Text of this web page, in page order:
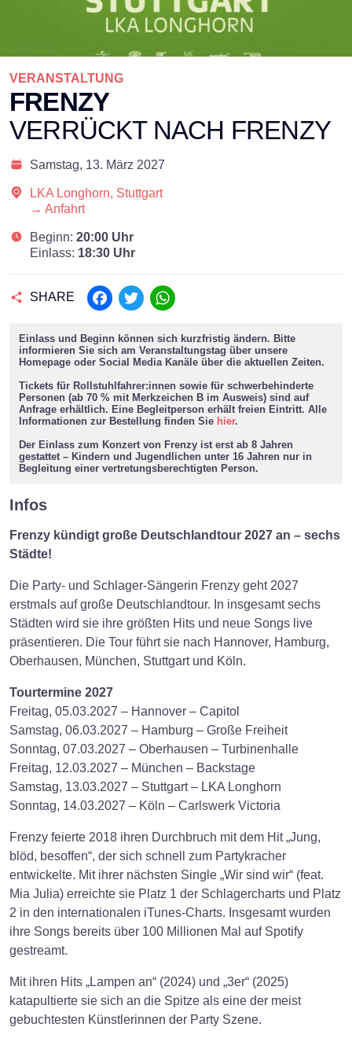
VERANSTALTUNG
FRENZY
VERRÜCKT NACH FRENZY
Samstag, 13. März 2027
LKA Longhorn, Stuttgart
→ Anfahrt
Beginn: 20:00 Uhr
Einlass: 18:30 Uhr
SHARE
Einlass und Beginn können sich kurzfristig ändern. Bitte
informieren Sie sich am Veranstaltungstag über unsere
Homepage oder Social Media Kanäle über die aktuellen Zeiten.
Tickets für Rollstuhlfahrer:innen sowie für schwerbehinderte
Personen (ab 70 % mit Merkzeichen B im Ausweis) sind auf
Anfrage erhältlich. Eine Begleitperson erhält freien Eintritt. Alle
Informationen zur Bestellung finden Sie hier.
Der Einlass zum Konzert von Frenzy ist erst ab 8 Jahren
gestattet – Kindern und Jugendlichen unter 16 Jahren nur in
Begleitung einer vertretungsberechtigten Person.
Infos
Frenzy kündigt große Deutschlandtour 2027 an – sechs
Städte!
Die Party- und Schlager-Sängerin Frenzy geht 2027
erstmals auf große Deutschlandtour. In insgesamt sechs
Städten wird sie ihre größten Hits und neue Songs live
präsentieren. Die Tour führt sie nach Hannover, Hamburg,
Oberhausen, München, Stuttgart und Köln.
Tourtermine 2027
Freitag, 05.03.2027 – Hannover – Capitol
Samstag, 06.03.2027 – Hamburg – Große Freiheit
Sonntag, 07.03.2027 – Oberhausen – Turbinenhalle
Freitag, 12.03.2027 – München – Backstage
Samstag, 13.03.2027 – Stuttgart – LKA Longhorn
Sonntag, 14.03.2027 – Köln – Carlswerk Victoria
Frenzy feierte 2018 ihren Durchbruch mit dem Hit „Jung,
blöd, besoffen“, der sich schnell zum Partykracher
entwickelte. Mit ihrer nächsten Single „Wir sind wir“ (feat.
Mia Julia) erreichte sie Platz 1 der Schlagercharts und Platz
2 in den internationalen iTunes-Charts. Insgesamt wurden
ihre Songs bereits über 100 Millionen Mal auf Spotify
gestreamt.
Mit ihren Hits „Lampen an“ (2024) und „3er“ (2025)
katapultierte sie sich an die Spitze als eine der meist
gebuchtesten Künstlerinnen der Party Szene.